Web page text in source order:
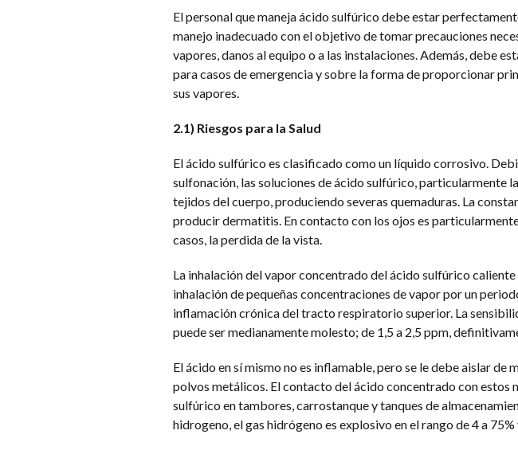
El personal que maneja ácido sulfúrico debe estar
manejo inadecuado con el objetivo de tomar precauciones
vapores, danos al equipo o a las instalaciones. Además, debe
para casos de emergencia y sobre la forma de proporcionar
sus vapores.
2.1) Riesgos para la Salud
El ácido sulfúrico es clasificado como un líquido corrosivo.
sulfonación, las soluciones de ácido sulfúrico, particularmente
tejidos del cuerpo, produciendo severas quemaduras. La
producir dermatitis. En contacto con los ojos es
casos, la perdida de la vista.
La inhalación del vapor concentrado del ácido sulfúrico
inhalación de pequeñas concentraciones de vapor por un
inflamación crónica del tracto respiratorio superior. La
puede ser medianamente molesto; de 1,5 a 2,5 ppm,
El ácido en sí mismo no es inflamable, pero se le debe aislar
polvos metálicos. El contacto del ácido concentrado con estos
sulfúrico en tambores, carrostanque y tanques de
hidrogeno, el gas hidrógeno es explosivo en el rango de 4 a